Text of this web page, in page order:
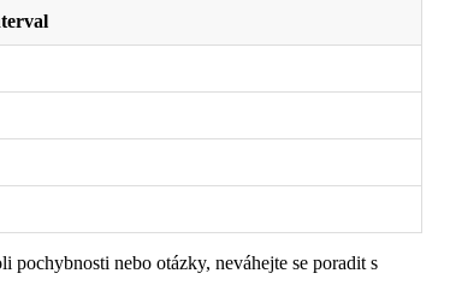
pochybnosti nebo otázky, neváhejte se poradit s